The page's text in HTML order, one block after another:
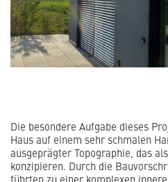
Die besondere Aufgabe dieses
Haus auf einem sehr schmalen
ausgeprägter Topographie, das
konzipieren. Durch die